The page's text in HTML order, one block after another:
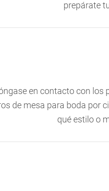
prepárate
en contacto con los
de mesa para boda por
qué estilo o